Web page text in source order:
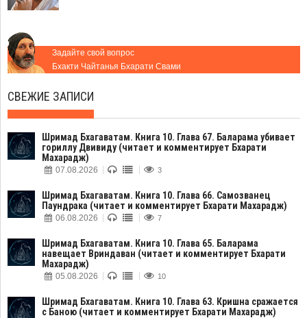
Задайте свой вопрос
Бхакти Чайтанья Бхарати Свами
СВЕЖИЕ ЗАПИСИ
Шримад Бхагаватам. Книга 10. Глава 67. Баларама убивает
гориллу Двивиду (читает и комментирует Бхарати
Махарадж)
07.08.2026 3
Шримад Бхагаватам. Книга 10. Глава 66. Самозванец
Паундрака (читает и комментирует Бхарати Махарадж)
06.08.2026 7
Шримад Бхагаватам. Книга 10. Глава 65. Баларама
навещает Вриндаван (читает и комментирует Бхарати
Махарадж)
05.08.2026 10
Шримад Бхагаватам. Книга 10. Глава 63. Кришна сражается
с Баною (читает и комментирует Бхарати Махарадж)